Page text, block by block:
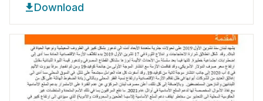
Download